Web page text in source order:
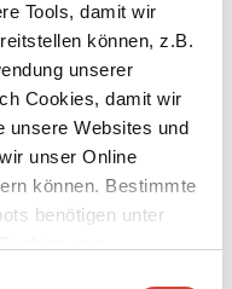
Tools, damit wir
können, z.B.
unserer
Cookies, damit wir
unsere Websites und
unser Online
können. Bestimmte
benötigen unter
Kaufen